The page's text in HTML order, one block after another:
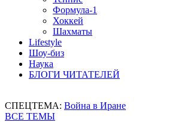
Формула-1
Хоккей
Шахматы
Lifestyle
Шоу-биз
Наука
БЛОГИ ЧИТАТЕЛЕЙ
СПЕЦТЕМА: Война в Иране
ВСЕ ТЕМЫ